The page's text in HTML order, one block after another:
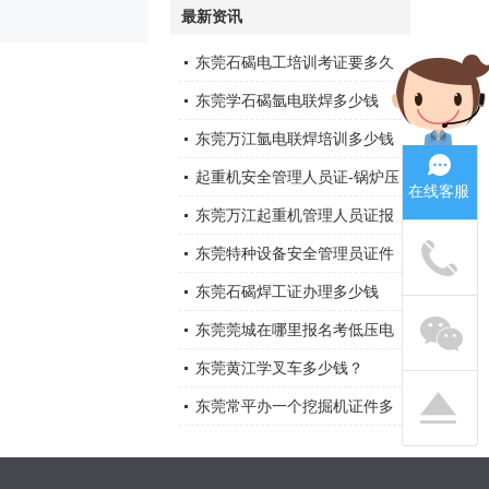
最新资讯
东莞石碣电工培训考证要多久
东莞学石碣氩电联焊多少钱
东莞万江氩电联焊培训多少钱
起重机安全管理人员证-锅炉压
力容器证-电梯证在哪里考
东莞万江起重机管理人员证报
名多少钱
东莞特种设备安全管理员证件
多少钱，在哪里报名
东莞石碣焊工证办理多少钱
东莞莞城在哪里报名考低压电
工证
东莞黄江学叉车多少钱？
东莞常平办一个挖掘机证件多
在线客服